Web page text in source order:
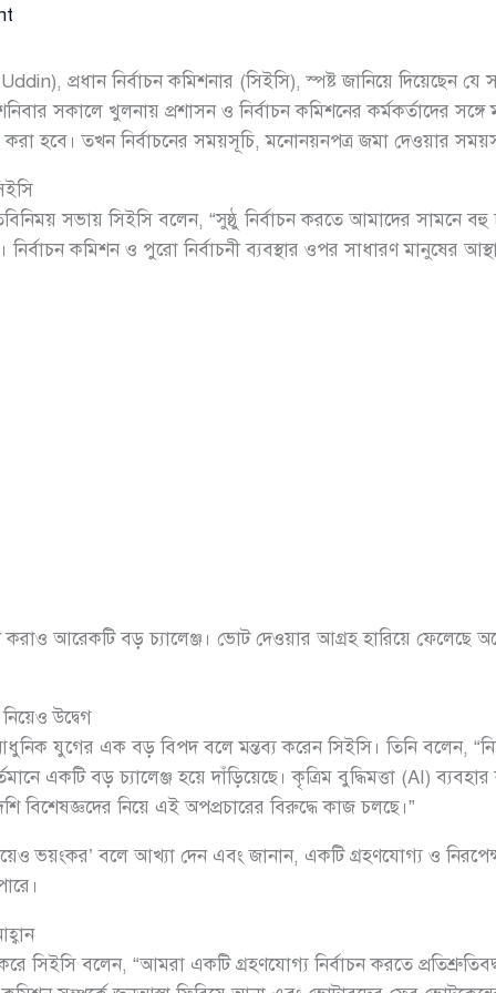
প্রধান নির্বাচন কমিশনার (সিইসি), স্পষ্ট জানিয়ে দিয়েছেন যে
সকালে খুলনায় প্রশাসন ও নির্বাচন কমিশনের কর্মকর্তাদের
হবে। তখন নির্বাচনের সময়সূচি, মনোনয়নপত্র জমা দেওয়ার
সভায় সিইসি বলেন, “সুষ্ঠু নির্বাচন করতে আমাদের সামনে বহু
নির্বাচন কমিশন ও পুরো নির্বাচনী ব্যবস্থার ওপর সাধারণ মানুষের
করাও আরেকটি বড় চ্যালেঞ্জ। ভোট দেওয়ার আগ্রহ হারিয়ে
উদ্বেগ
যুগের এক বড় বিপদ বলে মন্তব্য করেন সিইসি। তিনি বলেন,
একটি বড় চ্যালেঞ্জ হয়ে দাঁড়িয়েছে। কৃত্রিম বুদ্ধিমত্তা (AI)
বিশেষজ্ঞদের নিয়ে এই অপপ্রচারের বিরুদ্ধে কাজ চলছে।”
ভয়ংকর’ বলে আখ্যা দেন এবং জানান, একটি গ্রহণযোগ্য ও
সিইসি বলেন, “আমরা একটি গ্রহণযোগ্য নির্বাচন করতে